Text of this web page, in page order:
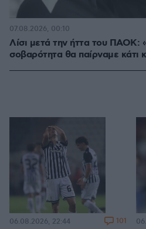
Λίσι μετά την ήττα του ΠΑΟΚ:
σοβαρότητα θα παίρναμε κάτι
07.08.2026, 00:10
06.08.2026, 22:44 101